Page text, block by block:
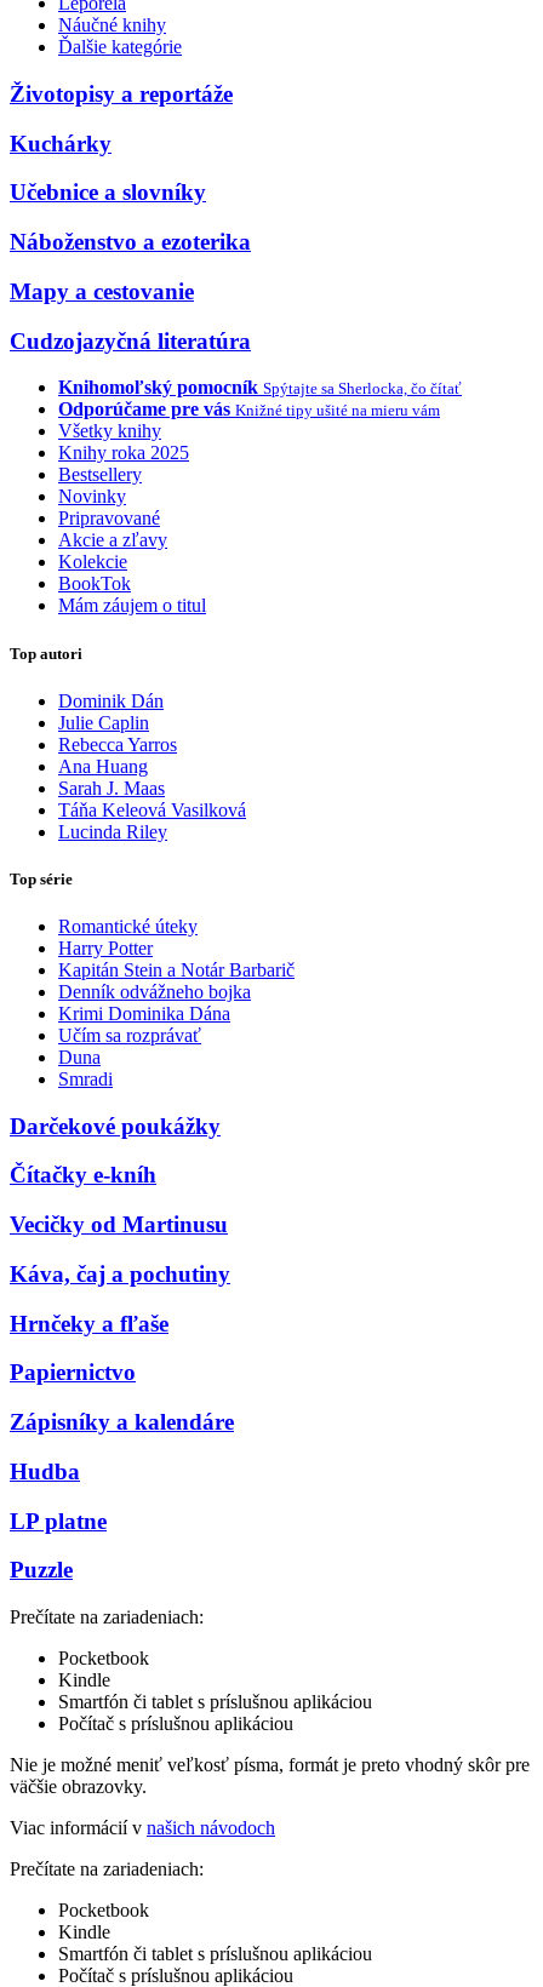
Náučné knihy
Ďalšie kategórie
Životopisy a reportáže
Kuchárky
Učebnice a slovníky
Náboženstvo a ezoterika
Mapy a cestovanie
Cudzojazyčná literatúra
Knihomoľský pomocník Spýtajte sa Sherlocka, čo čítať
Odporúčame pre vás Knižné tipy ušité na mieru vám
Všetky knihy
Knihy roka 2025
Bestsellery
Novinky
Pripravované
Akcie a zľavy
Kolekcie
BookTok
Mám záujem o titul
Top autori
Dominik Dán
Julie Caplin
Rebecca Yarros
Ana Huang
Sarah J. Maas
Táňa Keleová Vasilková
Lucinda Riley
Top série
Romantické úteky
Harry Potter
Kapitán Stein a Notár Barbarič
Denník odvážneho bojka
Krimi Dominika Dána
Učím sa rozprávať
Duna
Smradi
Darčekové poukážky
Čítačky e-kníh
Vecičky od Martinusu
Káva, čaj a pochutiny
Hrnčeky a fľaše
Papiernictvo
Zápisníky a kalendáre
Hudba
LP platne
Puzzle
Prečítate na zariadeniach:
Pocketbook
Kindle
Smartfón či tablet s príslušnou aplikáciou
Počítač s príslušnou aplikáciou
Nie je možné meniť veľkosť písma, formát je preto vhodný skôr pre
väčšie obrazovky.
Viac informácií v našich návodoch
Prečítate na zariadeniach:
Pocketbook
Kindle
Smartfón či tablet s príslušnou aplikáciou
Počítač s príslušnou aplikáciou